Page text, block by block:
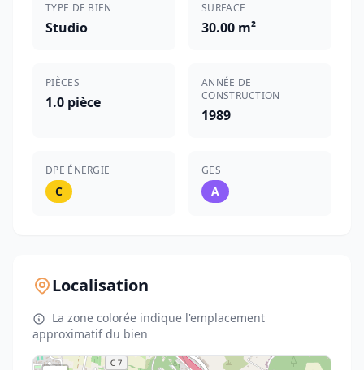
TYPE DE BIEN
Studio
SURFACE
30.00 m²
PIÈCES
1.0 pièce
ANNÉE DE
CONSTRUCTION
1989
DPE ÉNERGIE
C
GES
A
Localisation
La zone colorée indique l'emplacement
approximatif du bien